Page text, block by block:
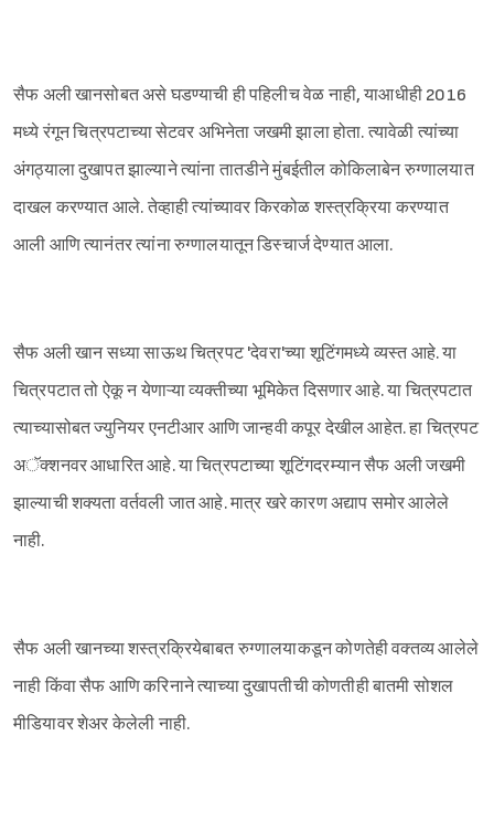
Sign in
सैफ अली खानसोबत असे घडण्याची ही पहिलीच वेळ नाही, याआधीही 2016
मध्ये रंगून चित्रपटाच्या सेटवर अभिनेता जखमी झाला होता. त्यावेळी त्यांच्या
अंगठ्याला दुखापत झाल्याने त्यांना तातडीने मुंबईतील कोकिलाबेन रुग्णालयात
दाखल करण्यात आले. तेव्हाही त्यांच्यावर किरकोळ शस्त्रक्रिया करण्यात
आली आणि त्यानंतर त्यांना रुग्णालयातून डिस्चार्ज देण्यात आला.
सैफ अली खान सध्या साऊथ चित्रपट 'देवरा'च्या शूटिंगमध्ये व्यस्त आहे. या
चित्रपटात तो ऐकू न येणाऱ्या व्यक्तीच्या भूमिकेत दिसणार आहे. या चित्रपटात
त्याच्यासोबत ज्युनियर एनटीआर आणि जान्हवी कपूर देखील आहेत. हा चित्रपट
अॅक्शनवर आधारित आहे. या चित्रपटाच्या शूटिंगदरम्यान सैफ अली जखमी
झाल्याची शक्यता वर्तवली जात आहे. मात्र खरे कारण अद्याप समोर आलेले
नाही.
सैफ अली खानच्या शस्त्रक्रियेबाबत रुग्णालयाकडून कोणतेही वक्तव्य आलेले
नाही किंवा सैफ आणि करिनाने त्याच्या दुखापतीची कोणतीही बातमी सोशल
मीडियावर शेअर केलेली नाही.